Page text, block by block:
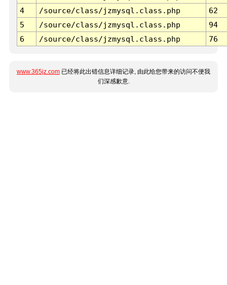
4
/source/class/jzmysql.class.php
62
5
/source/class/jzmysql.class.php
94
6
/source/class/jzmysql.class.php 76
www.365jz.com 已经将此出错信息详细记录, 由此给您带来的访问不便我
们深感歉意.